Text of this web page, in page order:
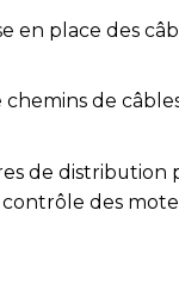
en place des
chemins de
de distribution
contrôle des